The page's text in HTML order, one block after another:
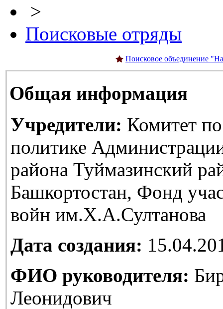
>
Поисковые отряды
Поисковое объединение
Общая информация
Учредители: Комитет
политике
района Туймазинский
Башкортостан, Фонд
войн им.Х.А.Султанова
Дата создания:
ФИО руководителя:
Леонидович